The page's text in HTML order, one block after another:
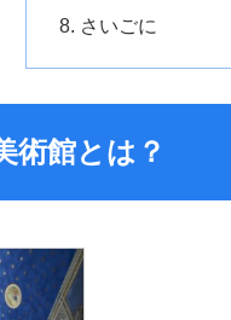
さいごに
術館とは？